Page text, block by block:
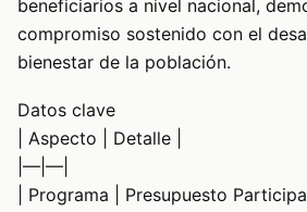
beneficiarios a nivel nacional,
compromiso sostenido con el
bienestar de la población.
Datos clave
| Aspecto | Detalle |
|—|—|
| Programa | Presupuesto